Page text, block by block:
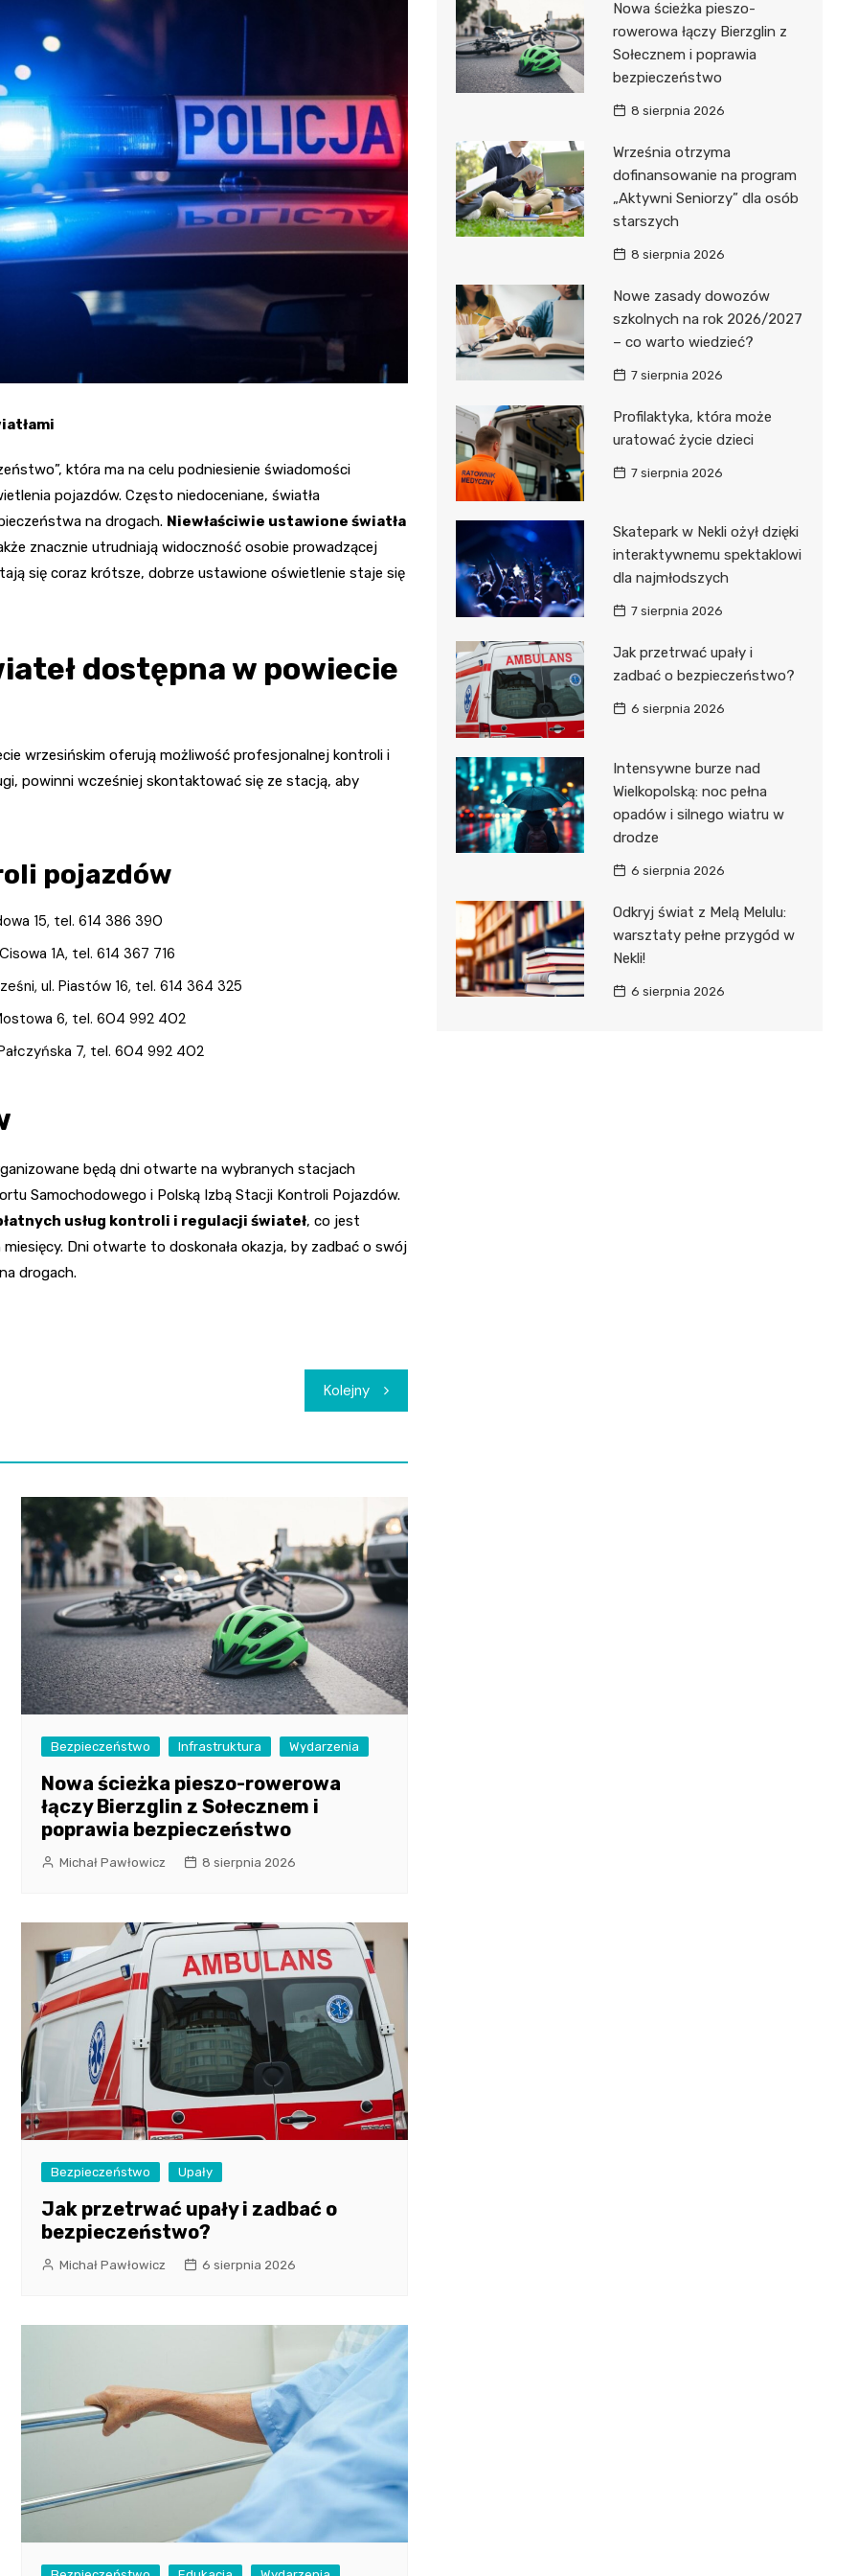
Dzieci Wrzesińskich
Park Miejski im. Dzieci
Wrzesińskich
Amfiteatr im. Anny Jantar
Jump World Września
Wrzesińska Strefa
Aktywności
Pałac w Miłosławiu
Izba Pamięci Reymonta
Rezerwat Czeszewski Las
która ma na celu podniesienie świadomości
pojazdów. Często niedoceniane, światła
na drogach. Niewłaściwie ustawione światła
znacznie utrudniają widoczność osobie prowadzącej
się coraz krótsze, dobrze ustawione oświetlenie staje się
dostępna w powiecie
wrzesińskim oferują możliwość profesjonalnej kontroli i
powinni wcześniej skontaktować się ze stacją, aby
pojazdów
15, tel. 614 386 390
1A, tel. 614 367 716
ul. Piastów 16, tel. 614 364 325
6, tel. 604 992 402
7, tel. 604 992 402
będą dni otwarte na wybranych stacjach
Samochodowego i Polską Izbą Stacji Kontroli Pojazdów.
usług kontroli i regulacji świateł, co jest
Dni otwarte to doskonała okazja, by zadbać o swój
drogach.
Kolejny
Bezpieczeństwo Infrastruktura Wydarzenia
Nowa ścieżka pieszo-rowerowa
łączy Bierzglin z Sołecznem i
poprawia bezpieczeństwo
Michał Pawłowicz 8 sierpnia 2026
Bezpieczeństwo Upały
Jak przetrwać upały i zadbać o
bezpieczeństwo?
Michał Pawłowicz 6 sierpnia 2026
Nowa ścieżka pieszo-
rowerowa łączy Bierzglin z
Sołecznem i poprawia
bezpieczeństwo
8 sierpnia 2026
Września otrzyma
dofinansowanie na program
„Aktywni Seniorzy” dla osób
starszych
8 sierpnia 2026
Nowe zasady dowozów
szkolnych na rok 2026/2027
– co warto wiedzieć?
7 sierpnia 2026
Profilaktyka, która może
uratować życie dzieci
7 sierpnia 2026
Skatepark w Nekli ożył dzięki
interaktywnemu spektaklowi
dla najmłodszych
7 sierpnia 2026
Jak przetrwać upały i
zadbać o bezpieczeństwo?
6 sierpnia 2026
Intensywne burze nad
Wielkopolską: noc pełna
opadów i silnego wiatru w
drodze
6 sierpnia 2026
Odkryj świat z Melą Melulu:
warsztaty pełne przygód w
Nekli!
6 sierpnia 2026